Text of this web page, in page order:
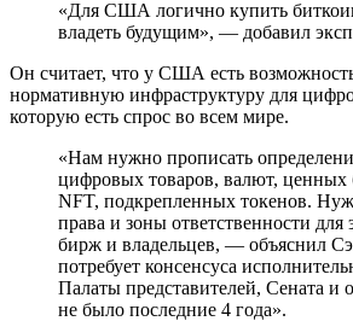
«Для США логично купить
владеть будущим», — добавил
Он считает, что у США есть
нормативную инфраструктуру для
которую есть спрос во всем мире.
«Нам нужно прописать
цифровых товаров, валют, ценных
NFT, подкрепленных токенов.
права и зоны ответственности для
бирж и владельцев, — объяснил
потребует консенсуса
Палаты представителей, Сената и
не было последние 4 года».